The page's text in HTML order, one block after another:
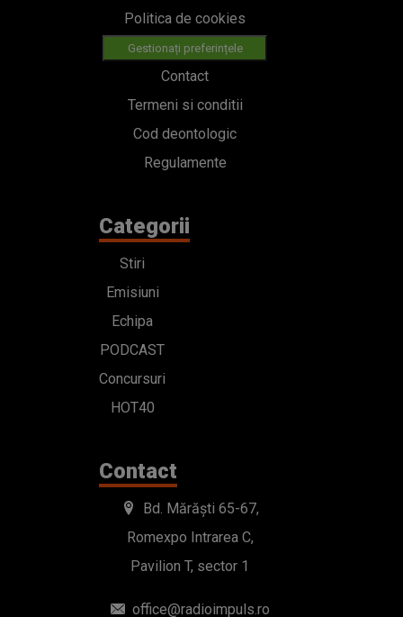
Politica de cookies
Gestionați preferințele
Contact
Termeni si conditii
Cod deontologic
Regulamente
Categorii
Stiri
Emisiuni
Echipa
PODCAST
Concursuri
HOT40
Contact
Bd. Mărăști 65-67,
Romexpo Intrarea C,
Pavilion T, sector 1
office@radioimpuls.ro